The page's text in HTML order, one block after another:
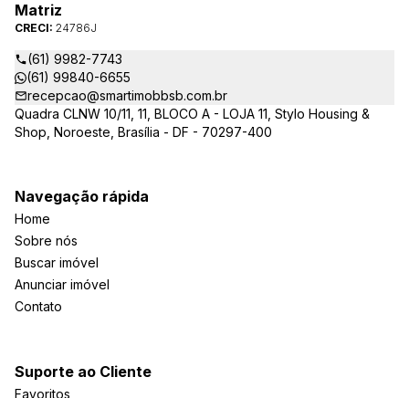
Matriz
CRECI: 24786J
(61) 9982-7743
(61) 99840-6655
recepcao@smartimobbsb.com.br
Quadra CLNW 10/11, 11, BLOCO A - LOJA 11, Stylo Housing &
Shop, Noroeste, Brasília - DF - 70297-400
Navegação rápida
Home
Sobre nós
Buscar imóvel
Anunciar imóvel
Contato
Suporte ao Cliente
Favoritos